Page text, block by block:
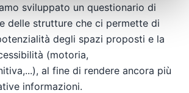
sviluppato un questionario di
delle strutture che ci permette di
degli spazi proposti e la
(motoria,
al fine di rendere ancora più
informazioni.